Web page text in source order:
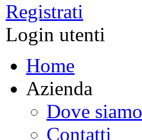
Registrati
Login utenti
Home
Azienda
Dove siamo
Contatti